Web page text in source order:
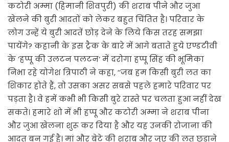
कटोरी अम्मा (हिमानी शिवपुरी) की शराब पीने और जुआ
खेलने की बुरी आदतों को लेकर बहुत चिंतित है। परिवार के
लोग उन्हें ये बुरी आदतें छोड़ देने के लिये किस तरह समझा
पायेंगे? कहानी के इस ट्रैक के बारे में आगे बताते हुये एण्डटीवी
के ‘हप्पू की उलटन पलटन‘ में दरोगा हप्पू सिंह की भूमिका
निभा रहे योगेश त्रिपाठी ने कहा, ‘‘जब हम किसी बुरी लत का
शिकार होते हैं, तो उसका असर सबसे पहले हमारे परिवार पर
पड़ता है। वे हमें कभी भी किसी बुरे रास्ते पर चलता हुआ नहीं देख
सकते। हमारे शो में भी हप्पू और कटोरी अम्मा ने शराब पीना
और जुआ खेलना शुरू कर दिया है और यह उनकी रोजाना की
आदत बन गई है। मां और बेटे की शराब और जुए की लत छुड़ाने